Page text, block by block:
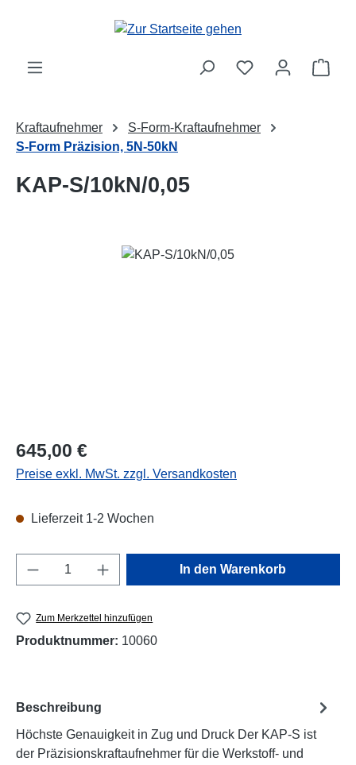
Zum Hauptinhalt springen
Kraftaufnehmer
S-Form-Kraftaufnehmer
S-Form Präzision, 5N-50kN
KAP-S/10kN/0,05
Bildergalerie überspringen
Regulärer Preis:
645,00 €
Preise exkl. MwSt. zzgl. Versandkosten
Lieferzeit 1-2 Wochen
Produkt Anzahl: Gib den gewünschten
In den Warenkorb
Zum Merkzettel hinzufügen
Produktnummer: 10060
Beschreibung
Höchste Genauigkeit in Zug und Druck Der KAP-S ist
der Präzisionskraftaufnehmer für die Werkstoff- und